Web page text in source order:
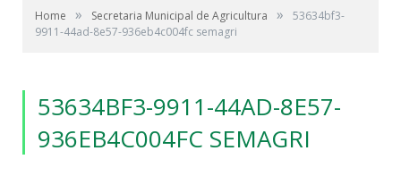
Home » Secretaria Municipal de Agricultura »
53634bf3-
9911-44ad-8e57-936eb4c004fc semagri
53634BF3-9911-44AD-8E57-
936EB4C004FC SEMAGRI